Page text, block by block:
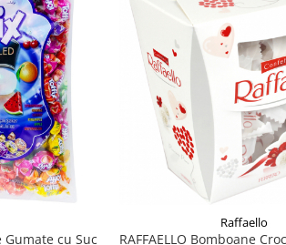
Gumate cu Suc
Raffaello
RAFFAELLO Bomboane